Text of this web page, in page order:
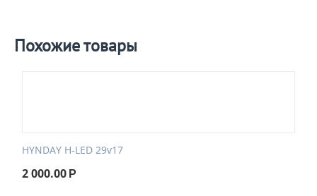
Похожие товары
HYNDAY H-LED 29v17
2 000.00 Р